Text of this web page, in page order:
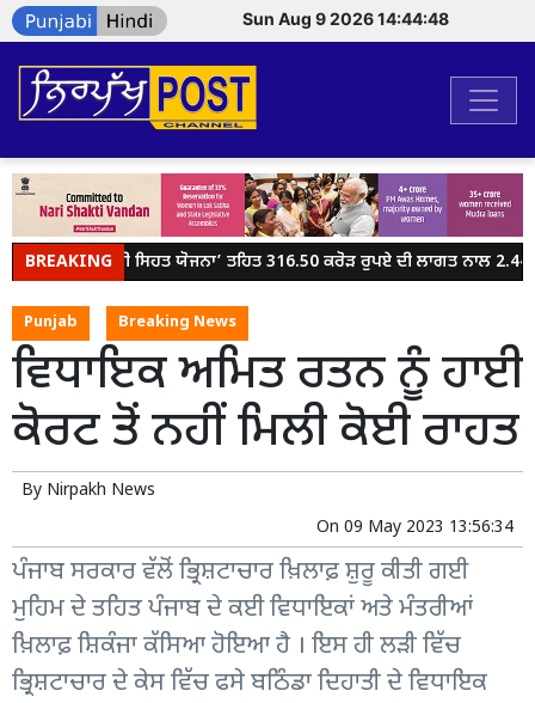
Sun Aug 9 2026 14:44:48
BREAKING
ਮੁੱਖ ਮੰਤਰੀ ਸਿਹਤ ਯੋਜਨਾ’ ਤਹਿਤ 316.50 ਕਰੋੜ ਰੁਪਏ ਦੀ ਲਾਗਤ ਨਾਲ
Punjab Breaking News
ਵਿਧਾਇਕ ਅਮਿਤ ਰਤਨ ਨੂੰ ਹਾਈ
ਕੋਰਟ ਤੋਂ ਨਹੀਂ ਮਿਲੀ ਕੋਈ ਰਾਹਤ
By Nirpakh News
On 09 May 2023 13:56:34
ਪੰਜਾਬ ਸਰਕਾਰ ਵੱਲੋਂ ਭ੍ਰਿਸ਼ਟਾਚਾਰ ਖ਼ਿਲਾਫ਼ ਸ਼ੁਰੂ ਕੀਤੀ ਗਈ
ਮੁਹਿਮ ਦੇ ਤਹਿਤ ਪੰਜਾਬ ਦੇ ਕਈ ਵਿਧਾਇਕਾਂ ਅਤੇ ਮੰਤਰੀਆਂ
ਖ਼ਿਲਾਫ਼ ਸ਼ਿਕੰਜਾ ਕੱਸਿਆ ਹੋਇਆ ਹੈ । ਇਸ ਹੀ ਲੜੀ ਵਿੱਚ
ਭ੍ਰਿਸ਼ਟਾਚਾਰ ਦੇ ਕੇਸ ਵਿੱਚ ਫਸੇ ਬਠਿੰਡਾ ਦਿਹਾਤੀ ਦੇ ਵਿਧਾਇਕ